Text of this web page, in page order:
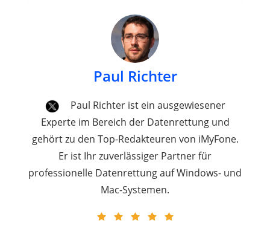
Paul Richter
Paul Richter ist ein ausgewiesener
Experte im Bereich der Datenrettung und
gehört zu den Top-Redakteuren von iMyFone.
Er ist Ihr zuverlässiger Partner für
professionelle Datenrettung auf Windows- und
Mac-Systemen.